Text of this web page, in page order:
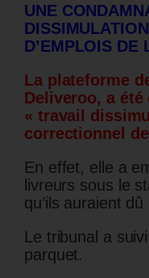
UNE
D’EMPLOIS DE
La plateforme
Deliveroo, a été
« travail
correctionnel
En effet, elle a
livreurs sous le
qu’ils auraient
Le tribunal a
parquet.